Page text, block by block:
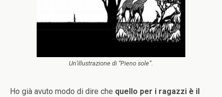
Un’illustrazione di “Pieno sole”.
Ho già avuto modo di dire che quello per i ragazzi è il